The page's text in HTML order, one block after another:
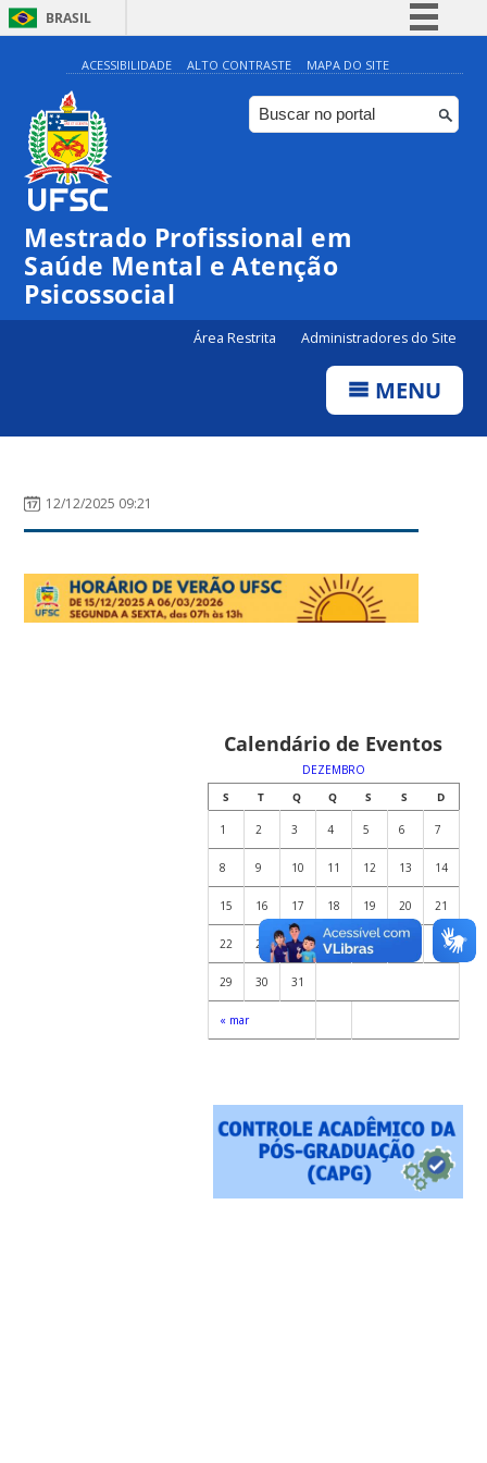
BRASIL
Simplifique!
Comunica BR
Participe
Canais
ACESSIBILIDADE ALTO CONTRASTE MAPA DO SITE
Mestrado Profissional em
Saúde Mental e Atenção
Psicossocial
Área Restrita Administradores do Site
MENU
12/12/2025 09:21
Calendário de Eventos
DEZEMBRO
S
T Q Q S S D
« mar
1 2 3 4 5 6 7
8 9 10 11 12 13 14
15 16 17 18 19 20 21
22 23 24 25 26 27 28
29 30 31